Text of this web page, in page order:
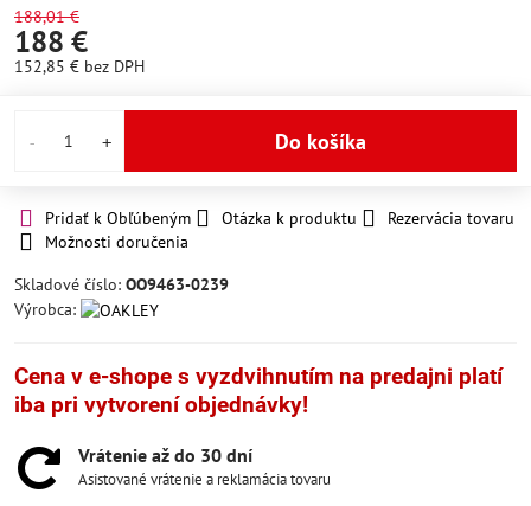
188,01 €
188 €
152,85 € bez DPH
Do košíka
Pridať k Obľúbeným Otázka k produktu
Rezervácia tovaru
Možnosti doručenia
Skladové číslo: OO9463-0239
Výrobca:
Cena v e-shope s vyzdvihnutím na predajni platí
iba pri vytvorení objednávky!
Vrátenie až do 30 dní
Asistované vrátenie a reklamácia tovaru